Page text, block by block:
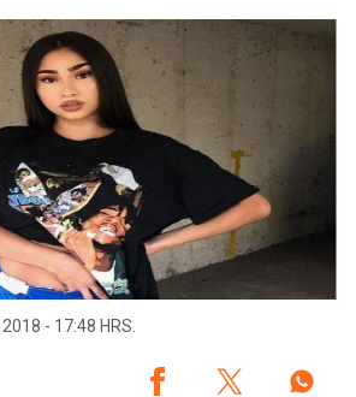
2018 - 17:48 HRS.